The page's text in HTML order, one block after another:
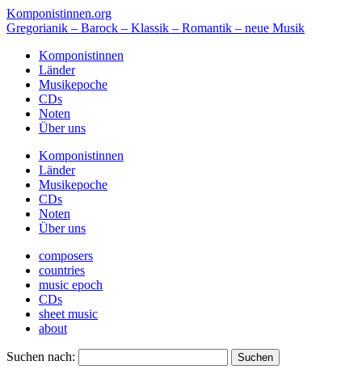
Komponistinnen.org
Gregorianik – Barock – Klassik – Romantik – neue Musik
Komponistinnen
Länder
Musikepoche
CDs
Noten
Über uns
Komponistinnen
Länder
Musikepoche
CDs
Noten
Über uns
composers
countries
music epoch
CDs
sheet music
about
Suchen nach: